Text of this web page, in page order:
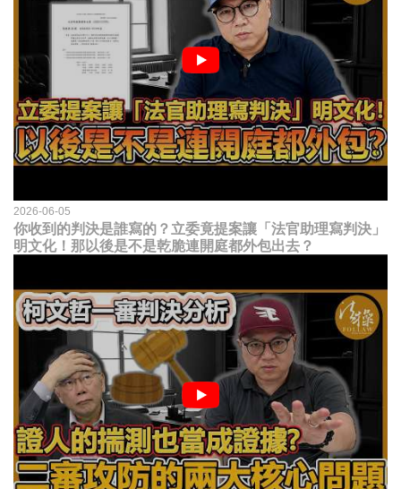
2026-06-05
你收到的判決是誰寫的？立委竟提案讓「法官助理寫判決」
明文化！那以後是不是乾脆連開庭都外包出去？